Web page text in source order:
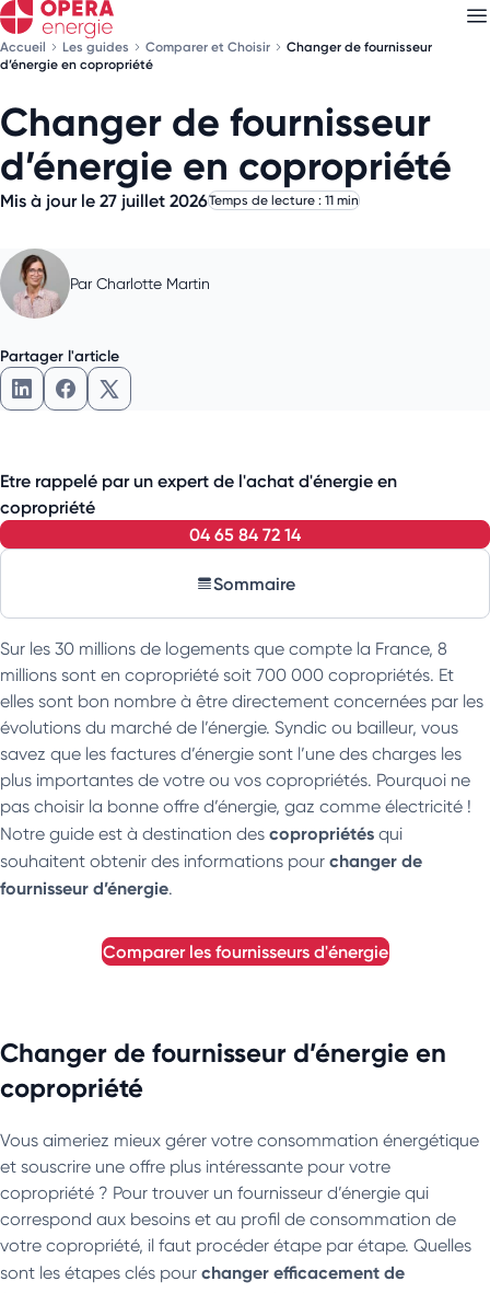
Accueil Les guides Comparer et Choisir
Changer de fournisseur
d’énergie en copropriété
Changer de fournisseur
d’énergie en copropriété
Mis à jour le 27 juillet 2026Temps de lecture : 11 min
Par Charlotte Martin
Partager l'article
Partager l'article sur LinkedIn
Partager l'article sur Facebook
Partager l'article sur X
Etre rappelé par un expert de l'achat d'énergie en
copropriété
04 65 84 72 14
Sommaire
Sur les 30 millions de logements que compte la France, 8
millions sont en copropriété soit 700 000 copropriétés. Et
elles sont bon nombre à être directement concernées par les
évolutions du marché de l’énergie. Syndic ou bailleur, vous
savez que les factures d’énergie sont l’une des charges les
plus importantes de votre ou vos copropriétés. Pourquoi ne
pas choisir la bonne offre d’énergie, gaz comme électricité !
Notre guide est à destination des copropriétés qui
souhaitent obtenir des informations pour changer de
fournisseur d’énergie.
comparer les fournisseurs d'énergie
Changer de fournisseur d’énergie en
copropriété
Vous aimeriez mieux gérer votre consommation énergétique
et souscrire une offre plus intéressante pour votre
copropriété ? Pour trouver un fournisseur d’énergie qui
correspond aux besoins et au profil de consommation de
votre copropriété, il faut procéder étape par étape. Quelles
sont les étapes clés pour changer efficacement de
Découvrez nosnewsletters
Choisissez les newsletters qui vous intéressent